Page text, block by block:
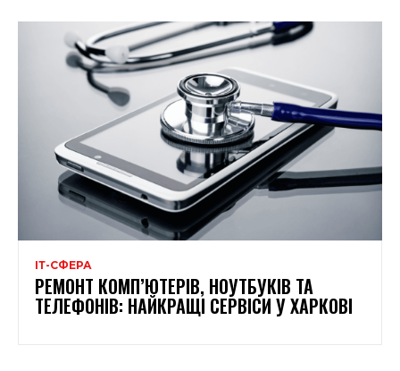
ІТ-СФЕРА
РЕМОНТ КОМП’ЮТЕРІВ, НОУТБУКІВ ТА
ТЕЛЕФОНІВ: НАЙКРАЩІ СЕРВІСИ У ХАРКОВІ